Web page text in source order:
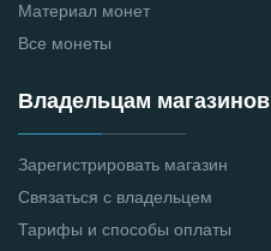
Материал монет
Все монеты
Владельцам магазинов
Зарегистрировать магазин
Связаться с владельцем
Тарифы и способы оплаты